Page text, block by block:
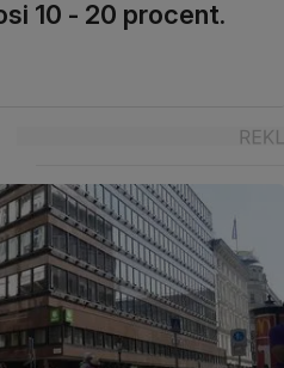
10 - 20 procent.